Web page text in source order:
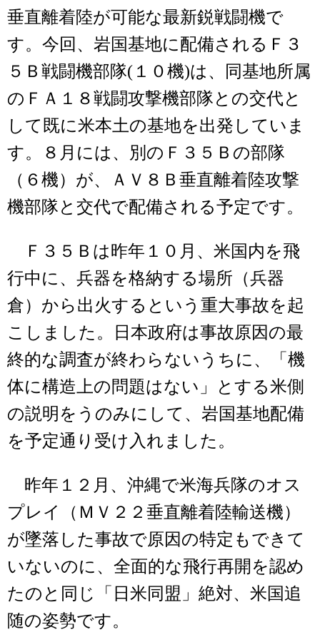
垂直離着陸が可能な最新鋭戦闘機で
す。今回、岩国基地に配備されるＦ３
５Ｂ戦闘機部隊(１０機)は、同基地所属
のＦＡ１８戦闘攻撃機部隊との交代と
して既に米本土の基地を出発していま
す。８月には、別のＦ３５Ｂの部隊
（６機）が、ＡＶ８Ｂ垂直離着陸攻撃
機部隊と交代で配備される予定です。
Ｆ３５Ｂは昨年１０月、米国内を飛
行中に、兵器を格納する場所（兵器
倉）から出火するという重大事故を起
こしました。日本政府は事故原因の最
終的な調査が終わらないうちに、「機
体に構造上の問題はない」とする米側
の説明をうのみにして、岩国基地配備
を予定通り受け入れました。
昨年１２月、沖縄で米海兵隊のオス
プレイ（ＭＶ２２垂直離着陸輸送機）
が墜落した事故で原因の特定もできて
いないのに、全面的な飛行再開を認め
たのと同じ「日米同盟」絶対、米国追
随の姿勢です。